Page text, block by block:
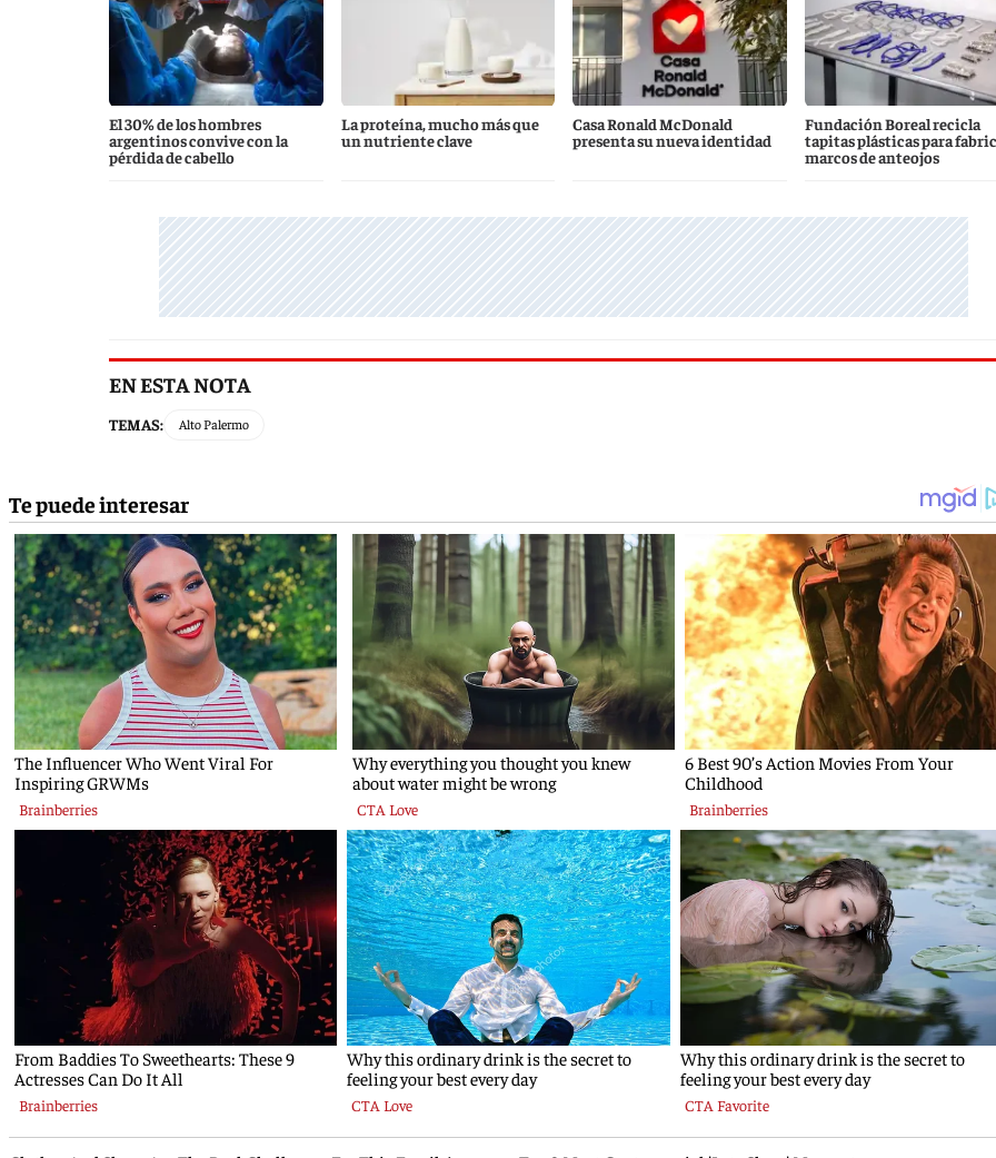
El 30% de los hombres
argentinos convive con la
pérdida de cabello
La proteína, mucho más que
un nutriente clave
Casa Ronald McDonald
presenta su nueva identidad
Fundación Boreal recicla
tapitas plásticas para
marcos de anteojos
EN ESTA NOTA
TEMAS: Alto Palermo